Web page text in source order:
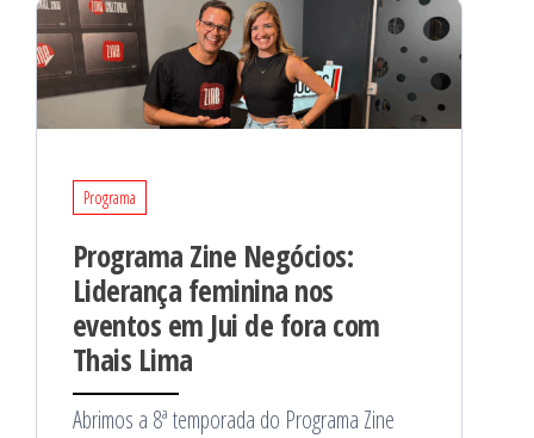
Programa
Programa Zine Negócios:
Liderança feminina nos
eventos em Jui de fora com
Thais Lima
Abrimos a 8ª temporada do Programa Zine